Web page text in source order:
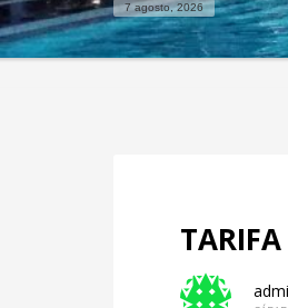
7 agosto, 2026